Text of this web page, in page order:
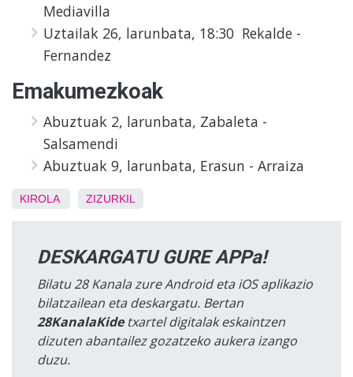
Mediavilla
Uztailak 26, larunbata, 18:30 Rekalde -
Fernandez
Emakumezkoak
Abuztuak 2, larunbata, Zabaleta -
Salsamendi
Abuztuak 9, larunbata, Erasun - Arraiza
KIROLA ZIZURKIL
DESKARGATU GURE APPa!
Bilatu 28 Kanala zure Android eta iOS aplikazio
bilatzailean eta deskargatu. Bertan
28KanalaKidetxartel digitalak eskaintzen
dizuten abantailez gozatzeko aukera izango
duzu.